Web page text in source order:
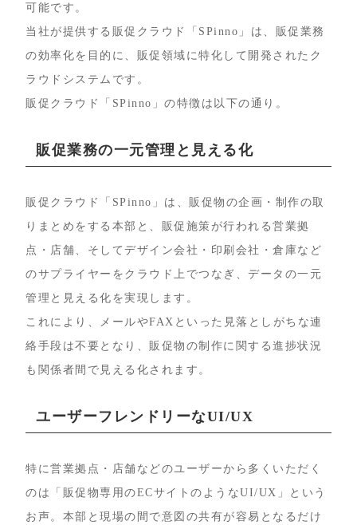
可能です。
当社が提供する販促クラウド「SPinno」は、販促業務
の効率化を目的に、販促領域に特化して開発されたク
ラウドシステムです。
販促クラウド「SPinno」の特徴は以下の通り。
販促業務の一元管理と見える化
販促クラウド「SPinno」は、販促物の企画・制作の取
りまとめをする本部と、販促施策が行われる営業拠
点・店舗、そしてデザイン会社・印刷会社・倉庫など
のサプライヤーをクラウド上でつなぎ、データの一元
管理と見える化を実現します。
これにより、メールやFAXといった見落としがちな連
絡手段は不要となり、販促物の制作に関する進捗状況
も関係者間で見える化されます。
ユーザーフレンドリーなUI/UX
特に営業拠点・店舗などのユーザーから多くいただく
のは「販促物専用のECサイトのようなUI/UX」という
お声。本部と現場の間で意図の共有が容易となるだけ